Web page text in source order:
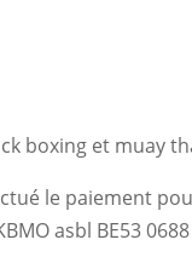
boxing et muay
le paiement
asbl BE53